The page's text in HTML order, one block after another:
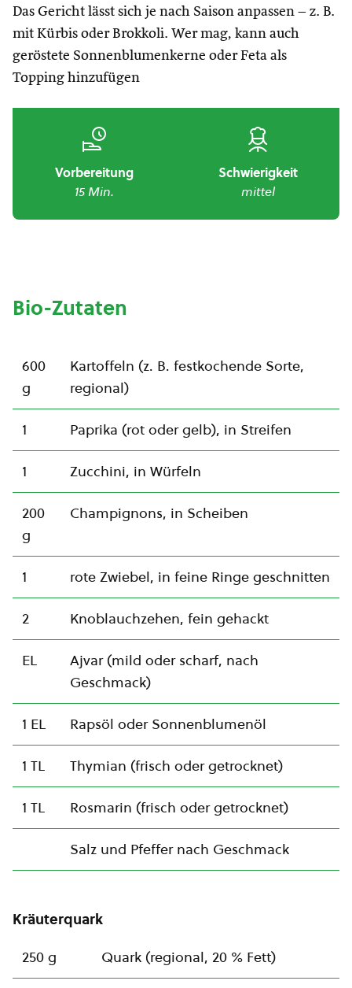
Das Gericht lässt sich je nach Saison anpassen – z. B.
mit Kürbis oder Brokkoli. Wer mag, kann auch
geröstete Sonnenblumenkerne oder Feta als
Topping hinzufügen
Vorbereitung
15 Min.
Schwierigkeit
mittel
Bio-Zutaten
600
g
Kartoffeln (z. B. festkochende Sorte,
regional)
1 Paprika (rot oder gelb), in Streifen
1 Zucchini, in Würfeln
200
g
Champignons, in Scheiben
1 rote Zwiebel, in feine Ringe geschnitten
2 Knoblauchzehen, fein gehackt
EL
Ajvar (mild oder scharf, nach
Geschmack)
1 EL Rapsöl oder Sonnenblumenöl
1 TL Thymian (frisch oder getrocknet)
1 TL Rosmarin (frisch oder getrocknet)
Salz und Pfeffer nach Geschmack
Kräuterquark
250 g
Quark (regional, 20 % Fett)